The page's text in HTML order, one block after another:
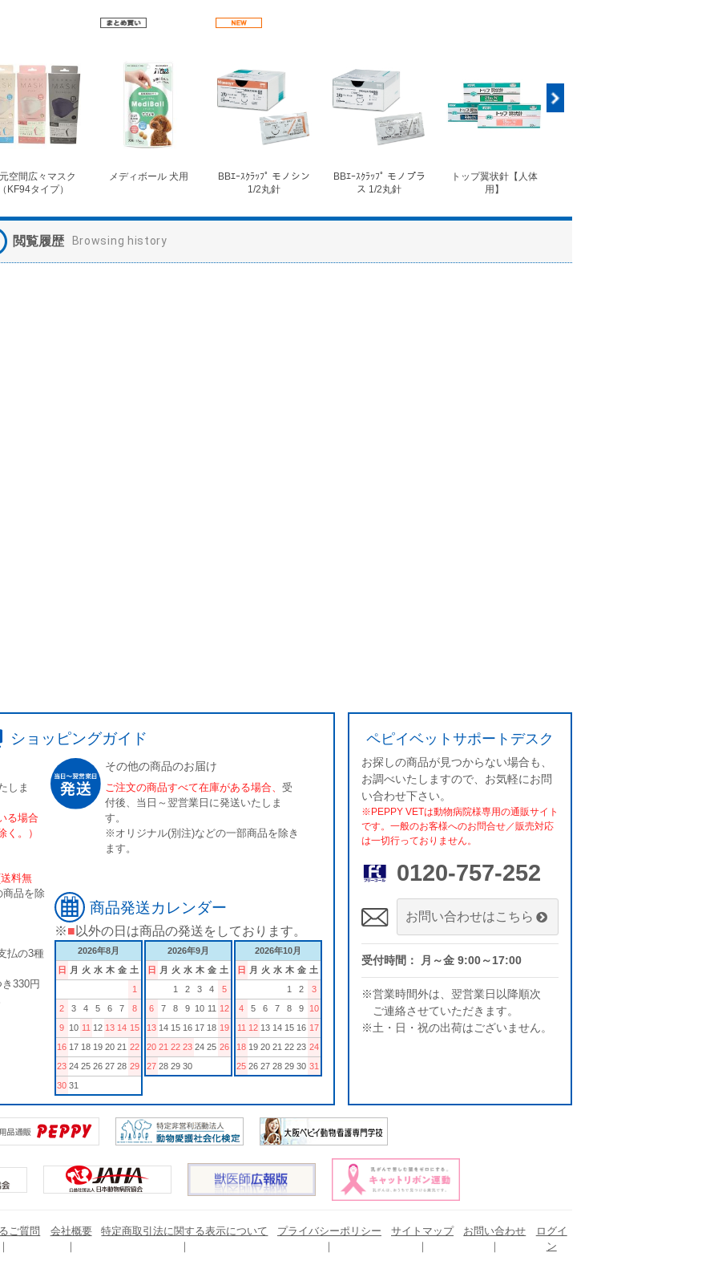
空間広々マスク
KF94タイプ）
メディボール 犬用
BBｴｰｽｸﾗｯﾌﾟ モノシン
1/2丸針
BBｴｰｽｸﾗｯﾌﾟ モノプラ
ス 1/2丸針
トップ翼状針【人体
用】
閲覧履歴 Browsing history
ショッピングガイド
しま
る場合
。）
料無
品を除
払の3種
330円
その他の商品のお届け
ご注文の商品すべて在庫がある場合、 受
付後、当日～翌営業日に発送いたしま
す。
※オリジナル(別注)などの一部商品を除き
ます。
商品発送カレンダー
※■以外の日は商品の発送をしております。
2026年8月
日 月 火 水 木 金 土
1
2
3 4 5 6 7
8
9 10 11 12 13 14 15
16 17 18 19 20 21 22
23 24 25 26 27 28 29
30 31
2026年9月
日 月 火 水 木 金 土
1
2 3 4
5
6
7 8 9 10 11 12
13 14 15 16 17 18 19
20 21 22 23 24 25 26
27 28 29 30
2026年10月
日 月 火 水 木 金 土
1
2
3
4
5 6 7 8 9
10
11 12 13 14 15 16 17
18 19 20 21 22 23 24
25 26 27 28 29 30 31
ペピイベットサポートデスク
お探しの商品が見つからない場合も、
お調べいたしますので、お気軽にお問
い合わせ下さい。
※PEPPY VETは動物病院様専用の通販サイト
です。一般のお客様へのお問合せ／販売対応
は一切行っておりません。
0120-757-252
お問い合わせはこちら
受付時間： 月～金 9:00～17:00
※営業時間外は、翌営業日以降順次
ご連絡させていただきます。
※土・日・祝の出荷はございません。
ご質問 会社概要 特定商取引法に関する表示について プライバシーポリシー サイトマップ お問い合わせ
ログイ
ン